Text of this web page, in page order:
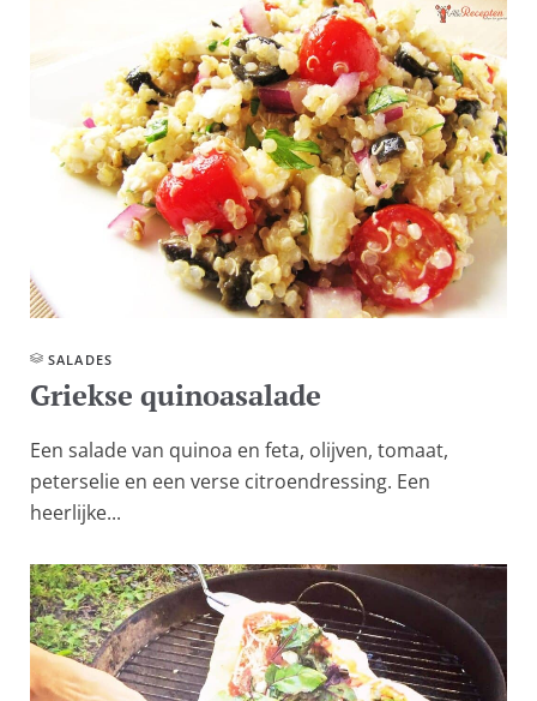
SALADES
Griekse quinoasalade
Een salade van quinoa en feta, olijven, tomaat,
peterselie en een verse citroendressing. Een
heerlijke...